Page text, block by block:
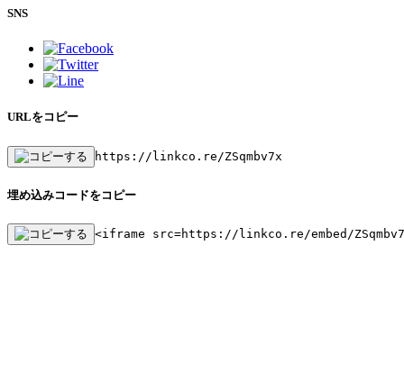
SNS
URLをコピー
https://linkco.re/ZSqmbv7x
埋め込みコードをコピー
<iframe src=https://linkco.re/embed/